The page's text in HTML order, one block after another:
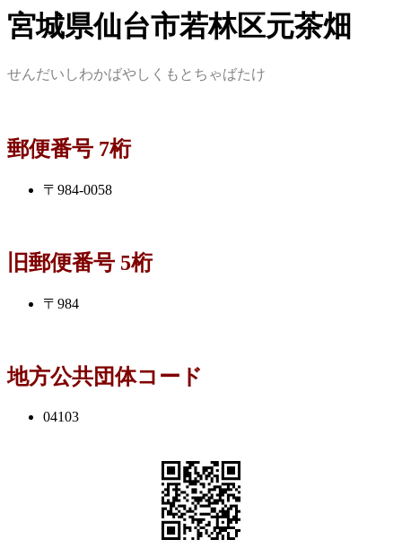
宮城県仙台市若林区元茶畑
せんだいしわかばやしくもとちゃばたけ
郵便番号 7桁
〒984-0058
旧郵便番号 5桁
〒984
地方公共団体コード
04103